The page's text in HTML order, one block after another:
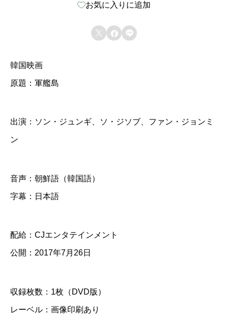
【
艦
V
お気に入りに追加
  
韓国映画
原題：軍艦島
出演：ソン・ジュンギ、ソ・ジソブ、ファン・ジョンミ
ン
音声：朝鮮語（韓国語）
字幕：日本語
配給：CJエンタテインメント
公開：2017年7月26日
収録枚数：1枚（DVD版）
レーベル：画像印刷あり